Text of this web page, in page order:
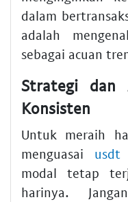
dalam
adalah
sebagai acuan
Strategi dan
Konsisten
Untuk meraih
menguasai
modal tetap
harinya.